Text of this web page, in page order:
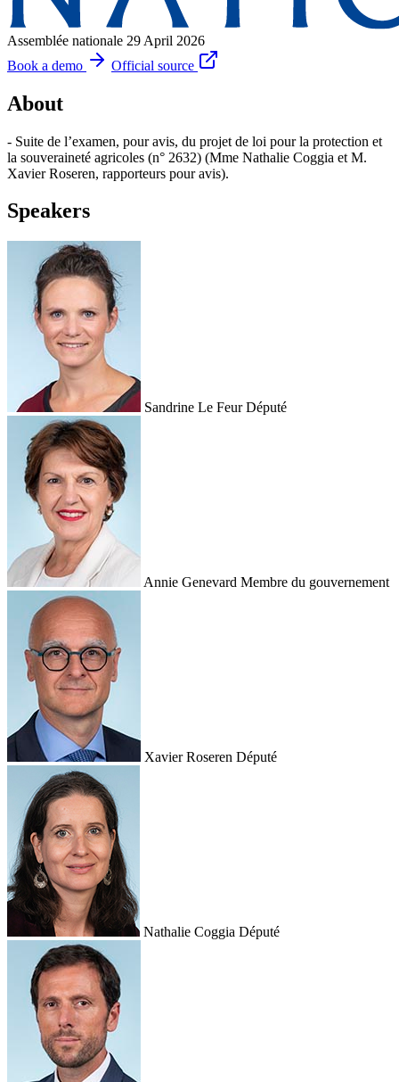
Assemblée nationale 29 April 2026
Book a demo
Official source
About
- Suite de l’examen, pour avis, du projet de loi pour la protection et
la souveraineté agricoles (n° 2632) (Mme Nathalie Coggia et M.
Xavier Roseren, rapporteurs pour avis).
Speakers
Sandrine Le Feur Député
Annie Genevard Membre du gouvernement
Xavier Roseren Député
Nathalie Coggia Député